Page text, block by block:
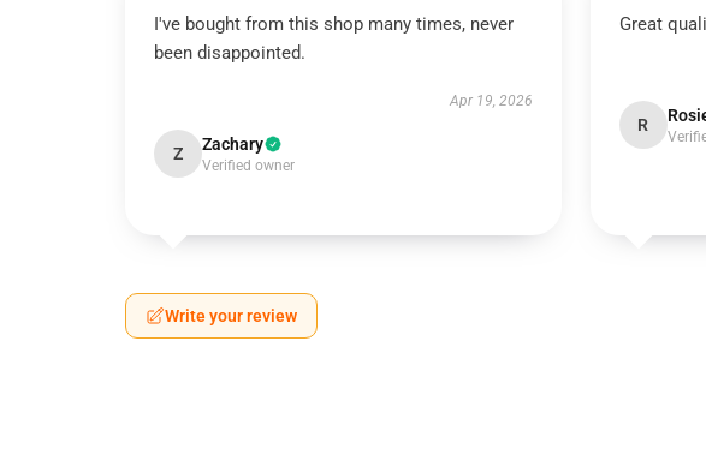
I've bought from this shop many times, never
been disappointed.
Apr 19, 2026
Z Zachary
Verified owner
Great
R
Write your review